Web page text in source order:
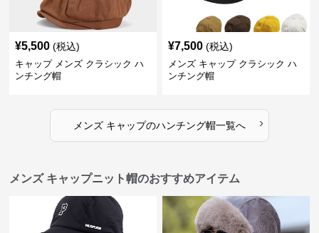
¥5,500 (税込)
キャップ メンズ クラシック ハ
ンチング帽
¥7,500 (税込)
メンズ キャップ クラシック ハ
ンチング帽
メンズ キャップのハンチング帽一覧へ ›
メンズ キャップニット帽のおすすめアイテム